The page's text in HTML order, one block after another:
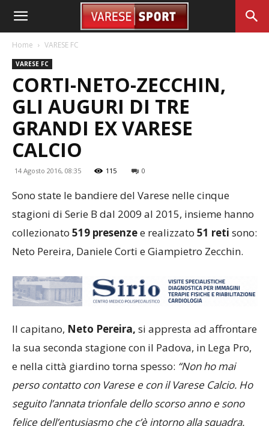
Home VARESE FC
VARESE FC
CORTI-NETO-ZECCHIN,
GLI AUGURI DI TRE
GRANDI EX VARESE
CALCIO
14 Agosto 2016, 08:35 115 0
Sono state le bandiere del Varese nelle cinque
stagioni di Serie B dal 2009 al 2015, insieme hanno
collezionato 519 presenzee realizzato 51 reti sono:
Neto Pereira, Daniele Corti e Giampietro Zecchin.
Il capitano, Neto Pereira, si appresta ad affrontare
la sua seconda stagione con il Padova, in Lega Pro,
e nella città giardino torna spesso: “Non ho mai
perso contatto con Varese e con il Varese Calcio. Ho
seguito l’annata trionfale dello scorso anno e sono
felice dell’entusiasmo che c’è intorno alla squadra.